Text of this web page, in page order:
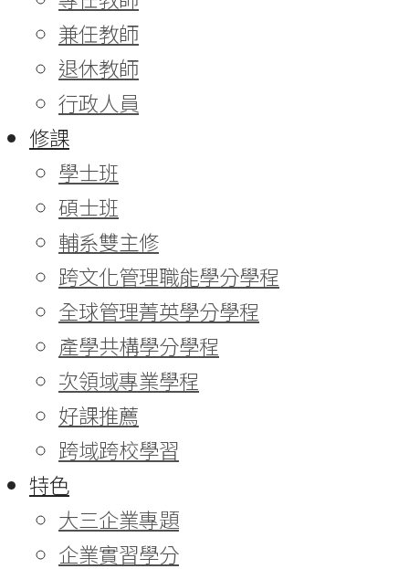
兼任教師
退休教師
行政人員
修課
學士班
碩士班
輔系雙主修
跨文化管理職能學分學程
全球管理菁英學分學程
產學共構學分學程
次領域專業學程
好課推薦
跨域跨校學習
特色
大三企業專題
企業實習學分